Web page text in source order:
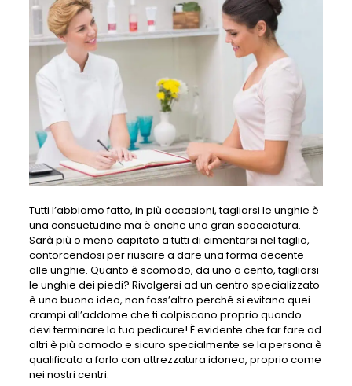
Tutti l’abbiamo fatto, in più occasioni, tagliarsi le unghie è
una consuetudine ma è anche una gran scocciatura.
Sarà più o meno capitato a tutti di cimentarsi nel taglio,
contorcendosi per riuscire a dare una forma decente
alle unghie. Quanto è scomodo, da uno a cento, tagliarsi
le unghie dei piedi? Rivolgersi ad un centro specializzato
è una buona idea, non foss’altro perché si evitano quei
crampi all’addome che ti colpiscono proprio quando
devi terminare la tua pedicure! È evidente che far fare ad
altri è più comodo e sicuro specialmente se la persona è
qualificata a farlo con attrezzatura idonea, proprio come
nei nostri centri.